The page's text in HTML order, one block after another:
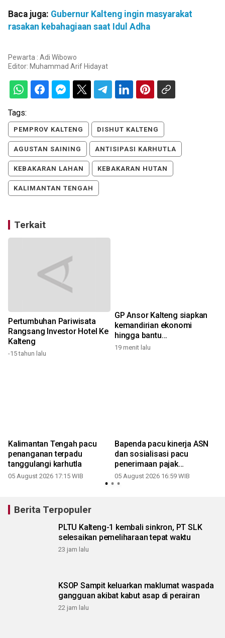
Baca juga: Gubernur Kalteng ingin masyarakat
rasakan kebahagiaan saat Idul Adha
Pewarta : Adi Wibowo
Editor: Muhammad Arif Hidayat
Tags:
PEMPROV KALTENG DISHUT KALTENG
AGUSTAN SAINING ANTISIPASI KARHUTLA
KEBAKARAN LAHAN KEBAKARAN HUTAN
KALIMANTAN TENGAH
Terkait
Pertumbuhan Pariwisata
Rangsang Investor Hotel Ke
Kalteng
-15 tahun lalu
GP Ansor Kalteng siapkan
kemandirian ekonomi
hingga bantu
penanggulangan karhutla
19 menit lalu
Kalimantan Tengah pacu
penanganan terpadu
tanggulangi karhutla
05 August 2026 17:15 WIB
Bapenda pacu kinerja ASN
dan sosialisasi pacu
penerimaan pajak
Kalimantan Tengah
05 August 2026 16:59 WIB
Berita Terpopuler
PLTU Kalteng-1 kembali sinkron, PT SLK
selesaikan pemeliharaan tepat waktu
23 jam lalu
KSOP Sampit keluarkan maklumat waspada
gangguan akibat kabut asap di perairan
22 jam lalu